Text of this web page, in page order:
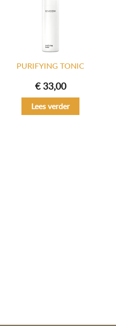
PURIFYING TONIC
€33,00
Lees verder